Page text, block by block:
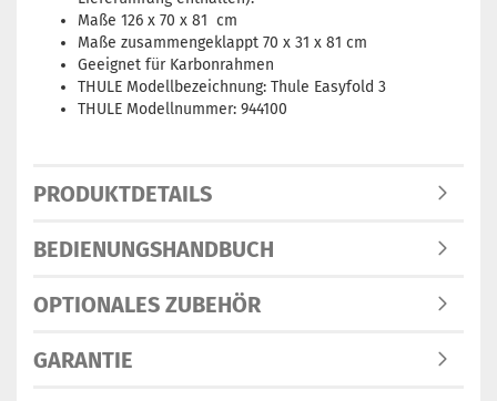
Maße 126 x 70 x 81 cm
Maße zusammengeklappt 70 x 31 x 81 cm
Geeignet für Karbonrahmen
THULE Modellbezeichnung: Thule Easyfold 3
THULE Modellnummer: 944100
PRODUKTDETAILS
BEDIENUNGSHANDBUCH
OPTIONALES ZUBEHÖR
GARANTIE